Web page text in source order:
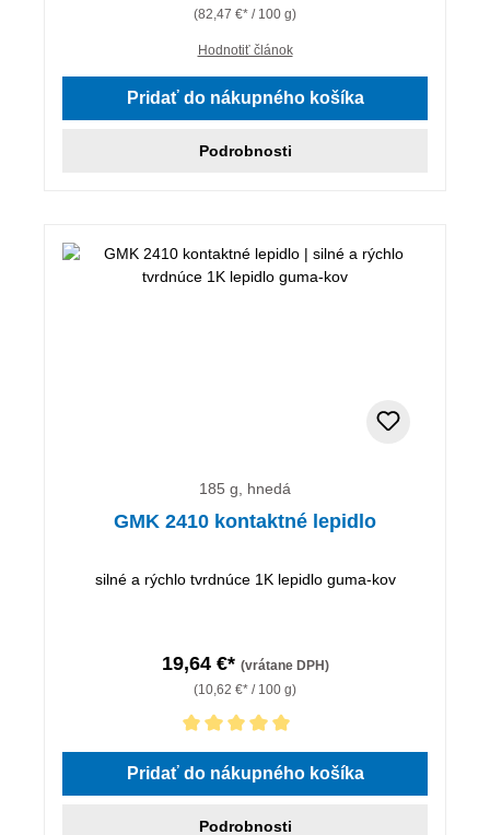
(82,47 €* / 100 g)
Hodnotiť článok
Pridať do nákupného košíka
Podrobnosti
185 g, hnedá
GMK 2410 kontaktné lepidlo
silné a rýchlo tvrdnúce 1K lepidlo guma-kov
19,64 €* (vrátane DPH)
(10,62 €* / 100 g)
Priemerné hodnotenie 5 z 5 hviezdičiek
Pridať do nákupného košíka
Podrobnosti